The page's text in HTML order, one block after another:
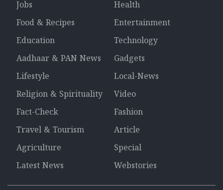
Jobs
Health
Food & Recipes
Entertainment
Education
Technology
Aadhaar & PAN News
Gadgets
Lifestyle
Local-News
Religion & Spirituality
Video
Fact-Check
Fashion
Travel & Tourism
Article
Agriculture
Special
Latest News
Webstories